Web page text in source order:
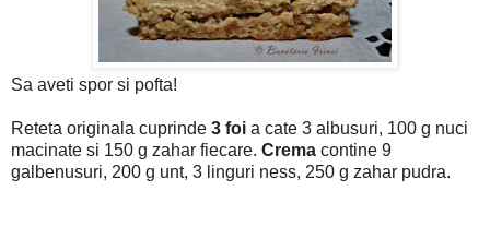
Sa aveti spor si pofta!
Reteta originala cuprinde 3 foi a cate 3 albusuri, 100 g nuci
macinate si 150 g zahar fiecare. Crema contine 9
galbenusuri, 200 g unt, 3 linguri ness, 250 g zahar pudra.